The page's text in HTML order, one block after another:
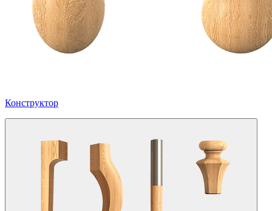
Конструктор